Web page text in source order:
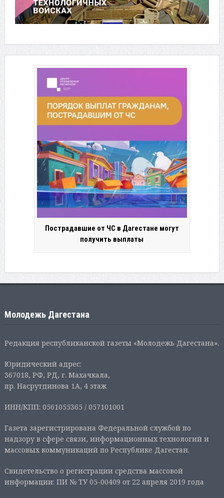
Пострадавшие от ЧС в Дагестане могут
получить выплаты
Молодежь Дагестана
Редакция республиканской газеты «Молодежь Дагестана».
Юридический адрес:
367018, РФ, РД, г. Махачкала,
пр. Насрутдинова 1А, 4 этаж
ИНН/КПП: 0561055365 / 057101001
Газета зарегистрирована Федеральной службой по
надзору в сфере связи, информационных технологий и
массовых коммуникаций по Республике Дагестан.
Свидетельство о регистрации средства массовой
информации: ПИ № ТУ 05-00409 от 22 апреля 2019 года